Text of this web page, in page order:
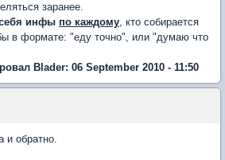
заранее.
инфы по каждому, кто собирается
в формате: "еду точно", или "думаю что
Blader: 06 September 2010 - 11:50
и обратно.